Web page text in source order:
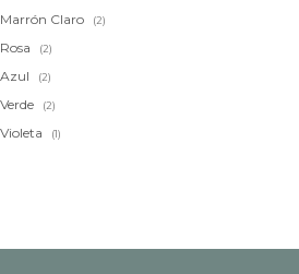
Marrón Claro (2)
Rosa (2)
Azul (2)
Verde (2)
Violeta (1)